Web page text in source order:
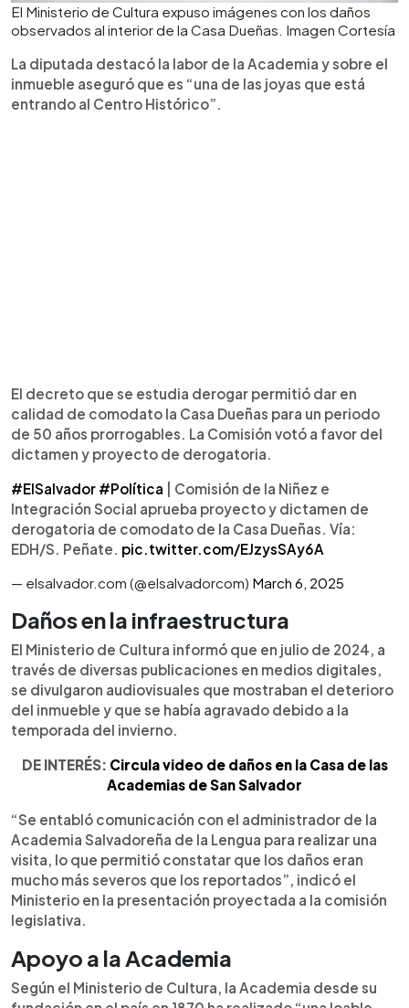
El Ministerio de Cultura expuso imágenes con los daños
observados al interior de la Casa Dueñas. Imagen Cortesía
La diputada destacó la labor de la Academia y sobre el
inmueble aseguró que es “una de las joyas que está
entrando al Centro Histórico”.
El decreto que se estudia derogar permitió dar en
calidad de comodato la Casa Dueñas para un periodo
de 50 años prorrogables. La Comisión votó a favor del
dictamen y proyecto de derogatoria.
#ElSalvador #Política | Comisión de la Niñez e
Integración Social aprueba proyecto y dictamen de
derogatoria de comodato de la Casa Dueñas. Vía:
EDH/S. Peñate. pic.twitter.com/EJzysSAy6A
— elsalvador.com (@elsalvadorcom) March 6, 2025
Daños en la infraestructura
El Ministerio de Cultura informó que en julio de 2024, a
través de diversas publicaciones en medios digitales,
se divulgaron audiovisuales que mostraban el deterioro
del inmueble y que se había agravado debido a la
temporada del invierno.
DE INTERÉS: Circula video de daños en la Casa de las
Academias de San Salvador
“Se entabló comunicación con el administrador de la
Academia Salvadoreña de la Lengua para realizar una
visita, lo que permitió constatar que los daños eran
mucho más severos que los reportados”, indicó el
Ministerio en la presentación proyectada a la comisión
legislativa.
Apoyo a la Academia
Según el Ministerio de Cultura, la Academia desde su